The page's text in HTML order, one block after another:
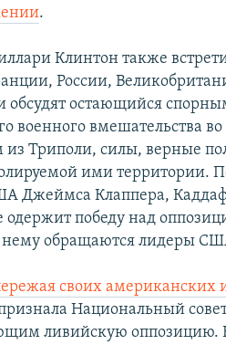
.
Клинтон также
России,
остающийся
военного вмешательства
Триполи, силы, верные
ими территории.
Джеймса Клаппера,
одержит победу над
обращаются лидеры
своих американских
Национальный
ливийскую оппозицию.